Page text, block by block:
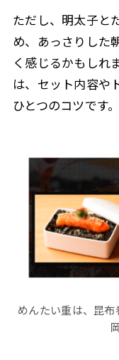
ただし、明太子と
め、あっさりした
く感じるかもしれ
は、セット内容や
ひとつのコツです。
めんたい重は、昆